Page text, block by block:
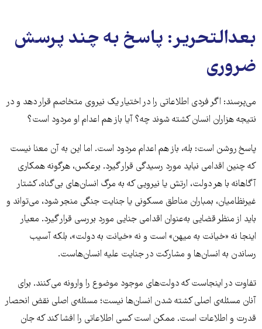
بعدالتحریر: پاسخ به چند پرسش
ضروری
می‌پرسند: اگر فردی اطلاعاتی را در اختیار یک نیروی متخاصم قرار دهد و در
نتیجه هزاران انسان کشته شوند چه؟ آیا باز هم اعدام او مردود است؟
پاسخ روشن است: بله، باز هم اعدام مردود است. اما این به آن معنا نیست
که چنین اقدامی نباید مورد رسیدگی قرار گیرد. برعکس، هرگونه همکاری
آگاهانه با هر دولت، ارتش یا نیرویی که به مرگ انسان‌های بی‌گناه، کشتار
غیرنظامیان، بمباران مناطق مسکونی یا جنایت جنگی منجر شود، می‌تواند و
باید از منظر قضایی به‌عنوان اقدامی جنایی مورد بررسی قرار گیرد. معیار
اینجا نه «خیانت به میهن» است و نه «خیانت به دولت»، بلکه آسیب
رساندن به انسان‌ها و مشارکت در جنایت علیه انسان‌هاست.
تفاوت در اینجاست که دولت‌های موجود موضوع را وارونه می‌کنند. برای
آنان مسئله‌ی اصلی کشته شدن انسان‌ها نیست؛ مسئله‌ی اصلی نقض انحصار
قدرت و اطلاعات است. ممکن است کسی اطلاعاتی را افشا کند که جان